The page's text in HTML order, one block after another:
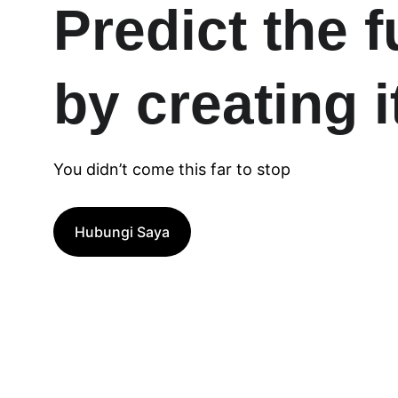
Predict the
by creating
You didn’t come this far to stop
Hubungi Saya